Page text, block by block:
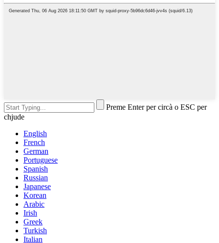
Preme Enter per circà o ESC per
chjude
English
French
German
Portuguese
Spanish
Russian
Japanese
Korean
Arabic
Irish
Greek
Turkish
Italian